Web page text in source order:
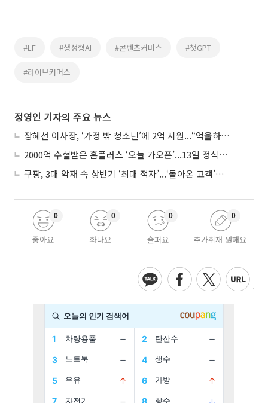
#LF #생성형AI #콘텐츠커머스 #챗GPT
#라이브커머스
정영인 기자의 주요 뉴스
장혜선 이사장, ‘가정 밖 청소년’에 2억 지원...“억울하고 아파도 단단해지길”
2000억 수혈받은 홈플러스 ‘오늘 가오픈’...13일 정식 개장 시험대
쿠팡, 3대 악재 속 상반기 ‘최대 적자’...‘돌아온 고객’에 수익성 반등 주목
좋아요
0
화나요
0
슬퍼요
0
추가취재 원해요
0